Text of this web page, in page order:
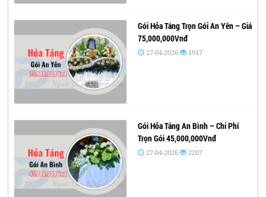
Gói Hỏa Táng Trọn Gói An Yên – Giá
75,000,000Vnđ
27-04-2026 1917
Gói Hỏa Táng An Bình – Chi Phí
Trọn Gói 45,000,000Vnđ
27-04-2026 2207